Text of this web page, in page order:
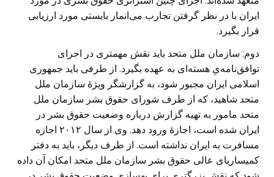
ایران با در نظر گرفتن تجارب می‌انمار بایستی مورد ارزیابی
قرار بگیرد.
دوم: سازمان ملل متحد باید نقش مهمتری در اجرای
توافق‌نامه‌یِ هسته‌ای به عهده بگیرد. از طرفی باید جمهوری
اسلامی ایران مجبور شود، به گزارشگر ویژهٔ سازمان ملل
متحد شاهید، که از طرف شورای حقوق بشر سازمان ملل
متحد مامور به تهیه گزارش درباره وضعیت حقوق بشر در
ایران شده است، اجازهٔ ورود دهد. وی از سال ۲۰۱۲ اجازه
مسافرت به ایران نداشته است. از طرف دیگر، باید به دفتر
کمیساریای عالی حقوق بشر سازمان ملل متحد امکان آن داده